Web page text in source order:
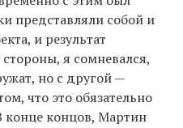
представляли собой и
и результат
я сомневался,
но с другой —
что это обязательно
конце концов, Мартин